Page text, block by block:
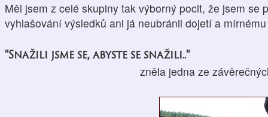
Měl jsem z celé skupiny tak výborný pocit, že jsem se
vyhlašování výsledků ani já neubránil dojetí a
"Snažili jsme se, abyste se snažili.."
zněla jedna ze